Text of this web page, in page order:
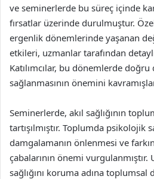
ve seminerlerde bu süreç içinde
fırsatlar üzerinde durulmuştur.
ergenlik dönemlerinde yaşanan
etkileri, uzmanlar tarafından
Katılımcılar, bu dönemlerde
sağlanmasının önemini
Seminerlerde, akıl sağlığının
tartışılmıştır. Toplumda psikolojik
damgalamanın önlenmesi ve
çabalarının önemi
sağlığını koruma adına